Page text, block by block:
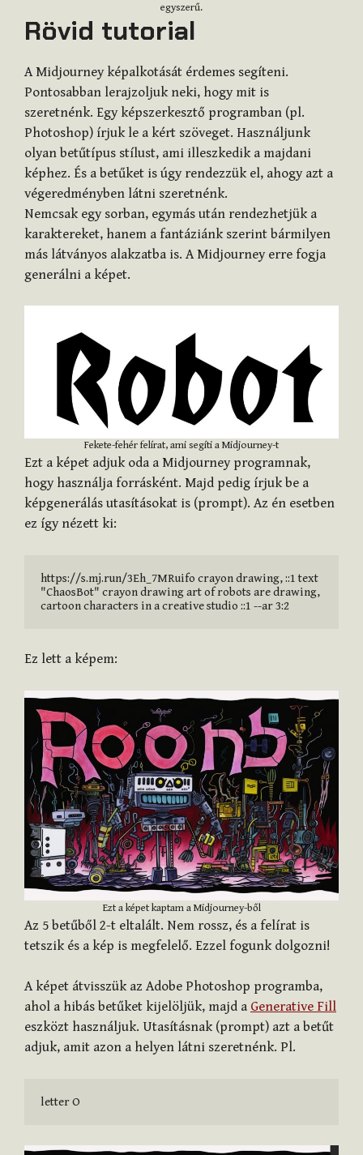
egyszerű.
Rövid tutorial
A Midjourney képalkotását érdemes segíteni.
Pontosabban lerajzoljuk neki, hogy mit is
szeretnénk. Egy képszerkesztő programban (pl.
Photoshop) írjuk le a kért szöveget. Használjunk
olyan betűtípus stílust, ami illeszkedik a majdani
képhez. És a betűket is úgy rendezzük el, ahogy azt a
végeredményben látni szeretnénk.
Nemcsak egy sorban, egymás után rendezhetjük a
karaktereket, hanem a fantáziánk szerint bármilyen
más látványos alakzatba is. A Midjourney erre fogja
generálni a képet.
Fekete-fehér felírat, ami segíti a Midjourney-t
Ezt a képet adjuk oda a Midjourney programnak,
hogy használja forrásként. Majd pedig írjuk be a
képgenerálás utasításokat is (prompt). Az én esetben
ez így nézett ki:
https://s.mj.run/3Eh_7MRuifo crayon drawing, ::1 text
"ChaosBot" crayon drawing art of robots are drawing,
cartoon characters in a creative studio ::1 --ar 3:2
Ez lett a képem:
Ezt a képet kaptam a Midjourney-ből
Az 5 betűből 2-t eltalált. Nem rossz, és a felírat is
tetszik és a kép is megfelelő. Ezzel fogunk dolgozni!
A képet átvisszük az Adobe Photoshop programba,
ahol a hibás betűket kijelöljük, majd a Generative Fill
eszközt használjuk. Utasításnak (prompt) azt a betűt
adjuk, amit azon a helyen látni szeretnénk. Pl.
letter O